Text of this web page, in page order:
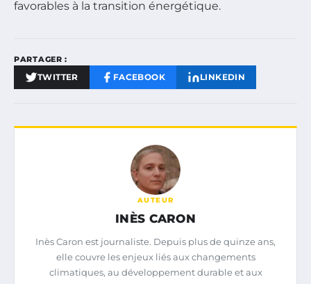
favorables à la transition énergétique.
PARTAGER :
TWITTER FACEBOOK LINKEDIN
AUTEUR
INÈS CARON
Inès Caron est journaliste. Depuis plus de quinze ans,
elle couvre les enjeux liés aux changements
climatiques, au développement durable et aux